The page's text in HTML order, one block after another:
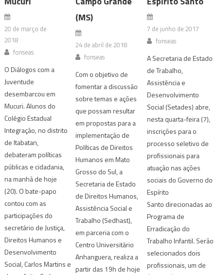
20 de março de
2018
fonseas
O Diálogos com a
Juventude
desembarcou em
Mucuri. Alunos do
Colégio Estadual
Integração, no distrito
de Itabatan,
debateram políticas
públicas e cidadania,
na manhã de hoje
(20). O bate-papo
contou com as
participações do
secretário de Justiça,
Direitos Humanos e
Desenvolvimento
Social, Carlos Martins e
(MS)
24 de abril de 2018
fonseas
Com o objetivo de
fomentar a discussão
sobre temas e ações
que possam resultar
em propostas para a
implementação de
Políticas de Direitos
Humanos em Mato
Grosso do Sul, a
Secretaria de Estado
de Direitos Humanos,
Assistência Social e
Trabalho (Sedhast),
em parceria com o
Centro Universitário
Anhanguera, realiza a
partir das 19h de hoje
7 de junho de 2017
fonseas
A Secretaria de Estado
de Trabalho,
Assistência e
Desenvolvimento
Social (Setades) abre,
nesta quarta-feira (7),
inscrições para o
processo seletivo de
profissionais para
atuação nas ações
sociais do Governo do
Espírito
Santo direcionadas ao
Programa de
Erradicação do
Trabalho Infantil. Serão
selecionados dois
profissionais, um de